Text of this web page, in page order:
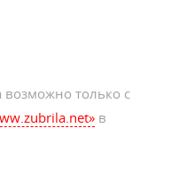
возможно только с
в